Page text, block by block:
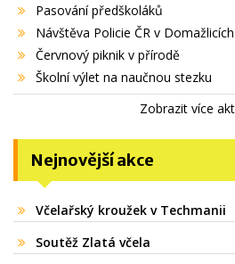
Pasování předškoláků
Návštěva Policie ČR v Domažlicích
Červnový piknik v přírodě
Školní výlet na naučnou stezku
Zobrazit více
Nejnovější akce
Včelařský kroužek v Techmanii
Soutěž Zlatá včela